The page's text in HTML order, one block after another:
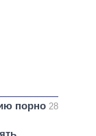
порно 28